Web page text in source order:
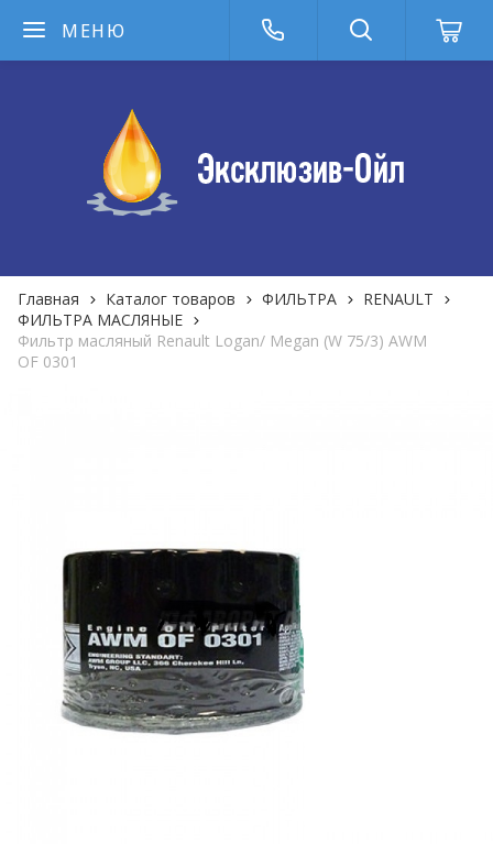
МЕНЮ
Главная Каталог товаров ФИЛЬТРА
RENAULT
ФИЛЬТРА MАСЛЯНЫЕ
Фильтр масляный Renault Logan/ Megan (W 75/3) AWM
OF 0301